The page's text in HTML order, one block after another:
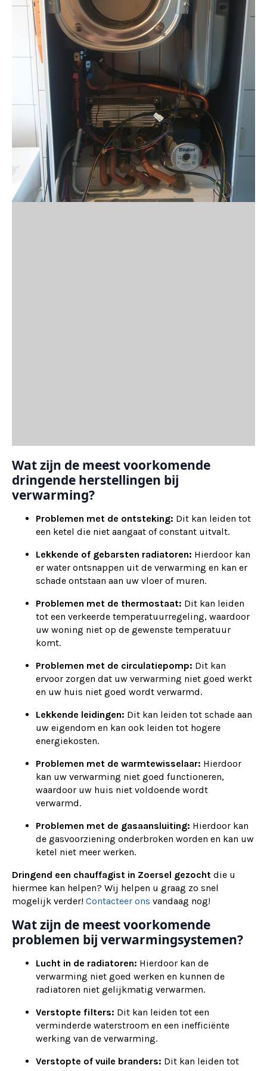
Wat zijn de meest voorkomende
dringende herstellingen bij
verwarming?
Problemen met de ontsteking: Dit kan leiden tot
een ketel die niet aangaat of constant uitvalt.
Lekkende of gebarsten radiatoren: Hierdoor kan
er water ontsnappen uit de verwarming en kan er
schade ontstaan aan uw vloer of muren.
Problemen met de thermostaat: Dit kan leiden
tot een verkeerde temperatuurregeling, waardoor
uw woning niet op de gewenste temperatuur
komt.
Problemen met de circulatiepomp: Dit kan
ervoor zorgen dat uw verwarming niet goed werkt
en uw huis niet goed wordt verwarmd.
Lekkende leidingen: Dit kan leiden tot schade aan
uw eigendom en kan ook leiden tot hogere
energiekosten.
Problemen met de warmtewisselaar: Hierdoor
kan uw verwarming niet goed functioneren,
waardoor uw huis niet voldoende wordt
verwarmd.
Problemen met de gasaansluiting: Hierdoor kan
de gasvoorziening onderbroken worden en kan uw
ketel niet meer werken.
Dringend een chauffagist in Zoersel gezocht die u
hiermee kan helpen? Wij helpen u graag zo snel
mogelijk verder! Contacteer ons vandaag nog!
Wat zijn de meest voorkomende
problemen bij verwarmingsystemen?
Lucht in de radiatoren: Hierdoor kan de
verwarming niet goed werken en kunnen de
radiatoren niet gelijkmatig verwarmen.
Verstopte filters: Dit kan leiden tot een
verminderde waterstroom en een inefficiënte
werking van de verwarming.
Verstopte of vuile branders: Dit kan leiden tot